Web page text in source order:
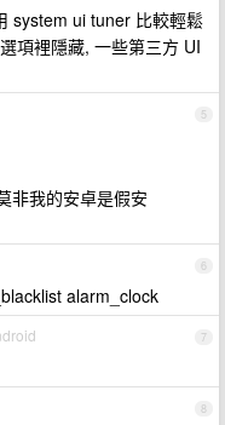
system ui tuner 比較輕鬆
項裡隱藏, 一些第三方 UI
5
非我的安卓是假安
6
alarm_clock
7
8